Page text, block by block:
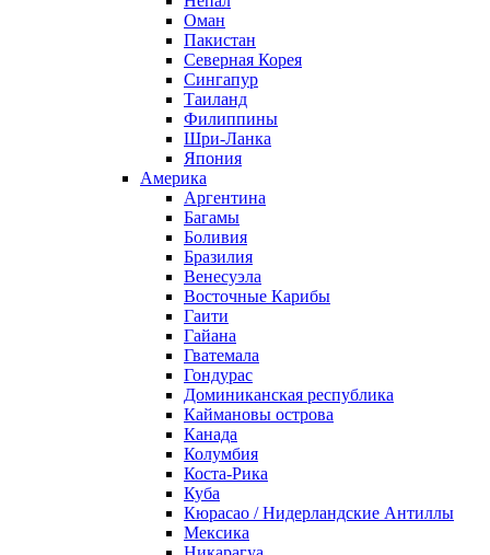
Оман
Пакистан
Северная Корея
Сингапур
Таиланд
Филиппины
Шри-Ланка
Япония
Америка
Аргентина
Багамы
Боливия
Бразилия
Венесуэла
Восточные Карибы
Гаити
Гайана
Гватемала
Гондурас
Доминиканская республика
Каймановы острова
Канада
Колумбия
Коста-Рика
Куба
Кюрасао / Нидерландские Антиллы
Мексика